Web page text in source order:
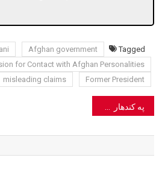
Tagged
Afghan government
for Contact with Afghan Personalities
Former President
misleading claims
Post
navigation